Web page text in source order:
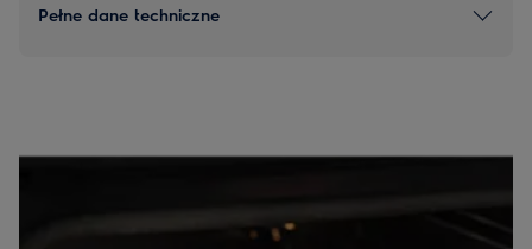
Pełne dane techniczne